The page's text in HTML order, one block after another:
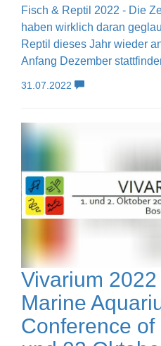
Fisch & Reptil 2022 - Die
haben wirklich daran
Reptil dieses Jahr wieder
Anfang Dezember
31.07.2022
Vivarium
Marine
Conference